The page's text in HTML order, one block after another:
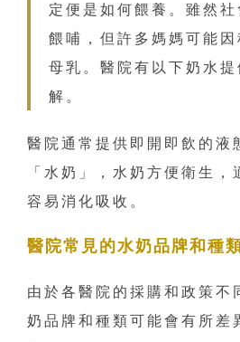
定便是如何餵養。雖然
餵哺，但許多媽媽可能
母乳。醫院有以下奶水提
解。
醫院通常提供即開即飲的液
「水奶」，水奶方便衛生，
容易消化吸收。
醫院常見的水奶品牌和種
由於各醫院的採購和政策不
奶品牌和種類可能會有所差